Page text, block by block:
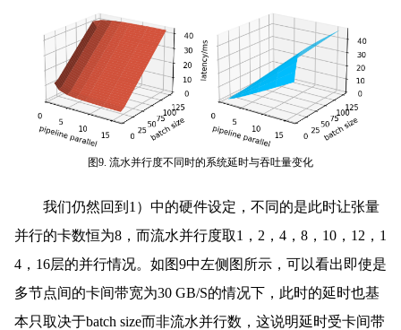
图9. 流水并行度不同时的系统延时与吞吐量变化
我们仍然回到1）中的硬件设定，不同的是此时让张量
并行的卡数恒为8，而流水并行度取1，2，4，8，10，12，1
4，16层的并行情况。如图9中左侧图所示，可以看出即使是
多节点间的卡间带宽为30 GB/S的情况下，此时的延时也基
本只取决于batch size而非流水并行数，这说明延时受卡间带